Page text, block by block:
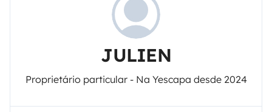
JULIEN
Proprietário particular - Na Yescapa desde 2024